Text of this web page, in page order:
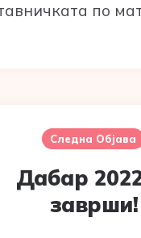
по
Следна Објава
Дабар
заврши!